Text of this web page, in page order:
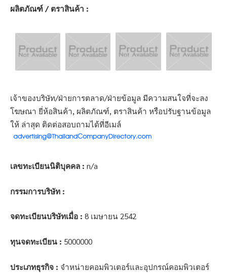
ผลิตภัณฑ์ / ตราสินค้า :
เจ้าของบริษัท/ฝ่ายการตลาด/ฝ่ายข้อมูล มีความสนใจที่จะลง
โฆษณา ยี่ห้อสินค้า, ผลิตภัณฑ์, ตราสินค้า หรือปรับฐานข้อมูล
ให้ ล่าสุด ติดต่อสอบถามได้ที่อีเมล์
เลขทะเบียนนิติบุคคล : n/a
กรรมการบริษัท :
จดทะเบียนบริษัทเมื่อ : 8 เมษายน 2542
ทุนจดทะเบียน : 5000000
ประเภทธุรกิจ : จำหน่ายคอมพิวเตอร์และอุปกรณ์คอมพิวเตอร์